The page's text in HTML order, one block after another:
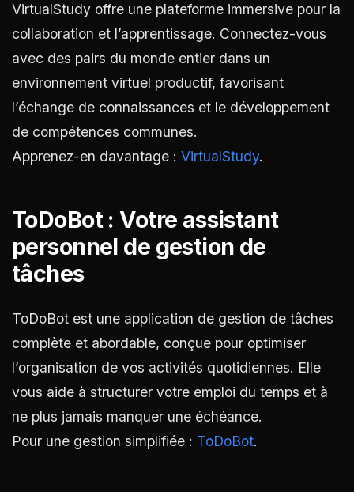
VirtualStudy offre une plateforme immersive pour la
collaboration et l’apprentissage. Connectez-vous
avec des pairs du monde entier dans un
environnement virtuel productif, favorisant
l’échange de connaissances et le développement
de compétences communes.
Apprenez-en davantage : VirtualStudy.
ToDoBot : Votre assistant
personnel de gestion de
tâches
ToDoBot est une application de gestion de tâches
complète et abordable, conçue pour optimiser
l’organisation de vos activités quotidiennes. Elle
vous aide à structurer votre emploi du temps et à
ne plus jamais manquer une échéance.
Pour une gestion simplifiée : ToDoBot.